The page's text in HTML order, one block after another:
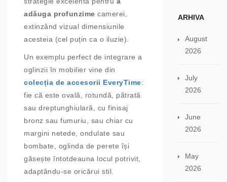
adăuga profunzime camerei,
extinzând vizual dimensiunile
acesteia (cel puțin ca o iluzie).
Un exemplu perfect de integrare a
oglinzii în mobilier vine din
colecția de accesorii EveryTime:
fie că este ovală, rotundă, pătrată
sau dreptunghiulară, cu finisaj
bronz sau fumuriu, sau chiar cu
margini netede, ondulate sau
bombate, oglinda de perete își
găsește întotdeauna locul potrivit,
adaptându-se oricărui stil.
ARHIVA
August
2026
July
2026
June
2026
May
2026